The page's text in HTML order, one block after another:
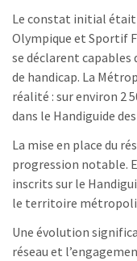
Le constat initial était
Olympique et Sportif
se déclarent capables
de handicap. La
réalité : sur environ 2
dans le Handiguide
La mise en place du
progression notable.
inscrits sur le
le territoire
Une évolution
réseau et